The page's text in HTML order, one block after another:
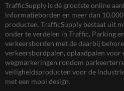
TrafficSupply is dé grootste online
informatieborden en meer dan
producten. TrafficSupply bestaat uit
onder te verdelen in Traffic, Parking
verkeersborden met de daarbij
verkeersbordpalen, oplaadpalen voor
wegmarkeringen rondom
veiligheidsproducten voor de
met een mooi design.